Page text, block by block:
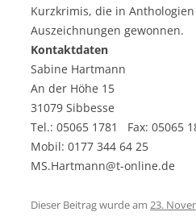
Kurzkrimis, die in
Auszeichnungen gewonnen.
Kontaktdaten
Sabine Hartmann
An der Höhe 15
31079 Sibbesse
Tel.: 05065 1781 Fax: 05065
Mobil: 0177 344 64 25
MS.Hartmann@t-online.de
Dieser Beitrag wurde am 23.